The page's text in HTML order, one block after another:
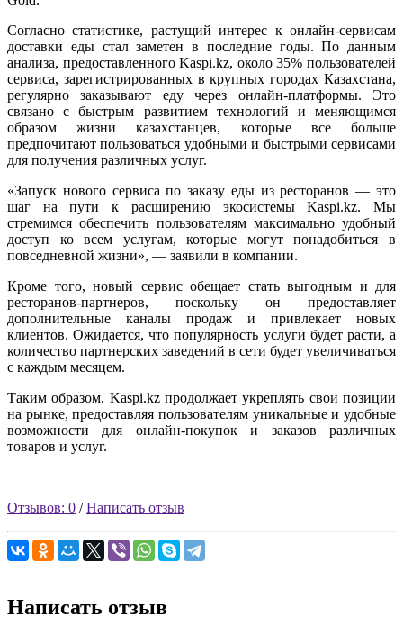
Согласно статистике, растущий интерес к онлайн-сервисам
доставки еды стал заметен в последние годы. По данным
анализа, предоставленного Kaspi.kz, около 35% пользователей
сервиса, зарегистрированных в крупных городах Казахстана,
регулярно заказывают еду через онлайн-платформы. Это
связано с быстрым развитием технологий и меняющимся
образом жизни казахстанцев, которые все больше
предпочитают пользоваться удобными и быстрыми сервисами
для получения различных услуг.
«Запуск нового сервиса по заказу еды из ресторанов — это
шаг на пути к расширению экосистемы Kaspi.kz. Мы
стремимся обеспечить пользователям максимально удобный
доступ ко всем услугам, которые могут понадобиться в
повседневной жизни», — заявили в компании.
Кроме того, новый сервис обещает стать выгодным и для
ресторанов-партнеров, поскольку он предоставляет
дополнительные каналы продаж и привлекает новых
клиентов. Ожидается, что популярность услуги будет расти, а
количество партнерских заведений в сети будет увеличиваться
с каждым месяцем.
Таким образом, Kaspi.kz продолжает укреплять свои позиции
на рынке, предоставляя пользователям уникальные и удобные
возможности для онлайн-покупок и заказов различных
товаров и услуг.
Отзывов: 0 /Написать отзыв
Написать отзыв